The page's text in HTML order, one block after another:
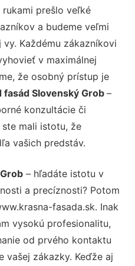
rukami prešlo veľké
a budeme veľmi
Každému zákazníkovi
v maximálnej
že osobný prístup je
fasád Slovenský Grob –
konzultácie či
mali istotu, že
vašich predstáv.
– hľadáte istotu v
a precíznosti? Potom
fasada.sk. Inak
vysokú profesionalitu,
od prvého kontaktu
vašej zákazky. Keďže aj